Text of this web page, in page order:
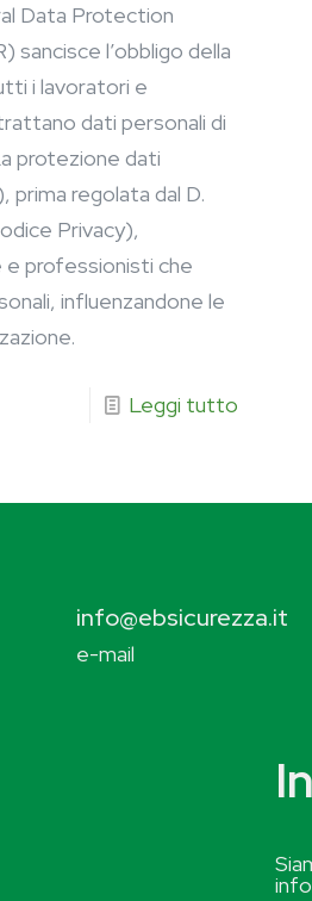
Data Protection
sancisce l’obbligo della
i lavoratori e
dati personali di
protezione dati
prima regolata dal D.
Privacy),
e professionisti che
influenzandone le
Leggi tutto
info@ebsicurezza.it
e-mail